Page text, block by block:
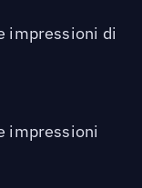
impressioni di
impressioni